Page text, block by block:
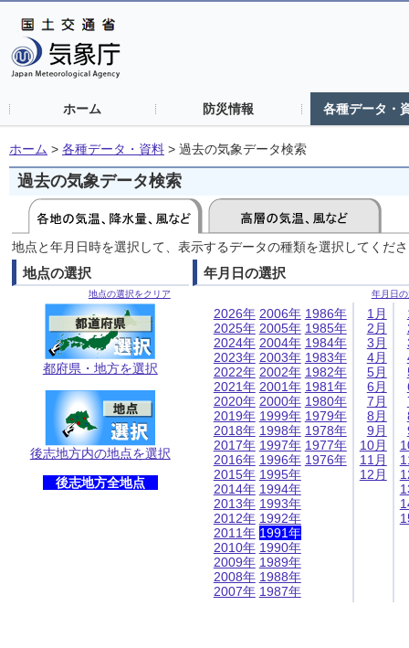
ホーム 防災情報 各種データ・
ホーム > 各種データ・資料 > 過去の気象データ検索
過去の気象データ検索
地点と年月日時を選択して、表示するデータの種類を選択してくだ
地点の選択
地点の選択をクリア
都府県・地方を選択
後志地方内の地点を選択
後志地方全地点
年月日の選択
年月日
2026年
2025年
2024年
2023年
2022年
2021年
2020年
2019年
2018年
2017年
2016年
2015年
2014年
2013年
2012年
2011年
2010年
2009年
2008年
2007年
2006年
2005年
2004年
2003年
2002年
2001年
2000年
1999年
1998年
1997年
1996年
1995年
1994年
1993年
1992年
1991年
1990年
1989年
1988年
1987年
1986年
1985年
1984年
1983年
1982年
1981年
1980年
1979年
1978年
1977年
1976年
1月
2月
3月
4月
5月
6月
7月
8月
9月
10月
11月
12月